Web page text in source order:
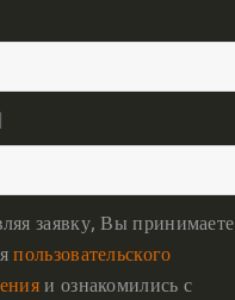
заявку, Вы принимаете
пользовательского
и ознакомились с